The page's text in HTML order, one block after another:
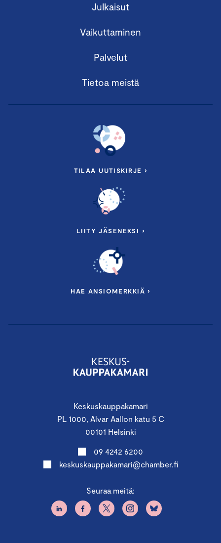
Keskuskauppakamari
PL 1000, Alvar Aallon katu 5 C
00101 Helsinki
09 4242 6200
keskuskauppakamari@chamber.fi
Seuraa meitä:
Julkaisut
Vaikuttaminen
Palvelut
Tietoa meistä
TILAA UUTISKIRJE ›
LIITY JÄSENEKSI ›
HAE ANSIOMERKKIÄ ›